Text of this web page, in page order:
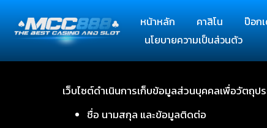
หน้าหลัก คาสิโน ป๊อก
นโยบายความเป็นส่วนตัว
เว็บไซต์ดำเนินการเก็บข้อมูลส่วนบุคคลเพื่อวัตถุ
ชื่อ นามสกุล และข้อมูลติดต่อ